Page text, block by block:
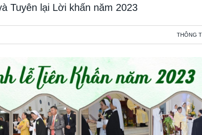
Tuyên lại Lời khấn năm 2023
THÔNG